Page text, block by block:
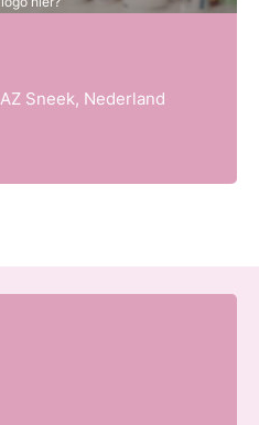
Sneek, Nederland